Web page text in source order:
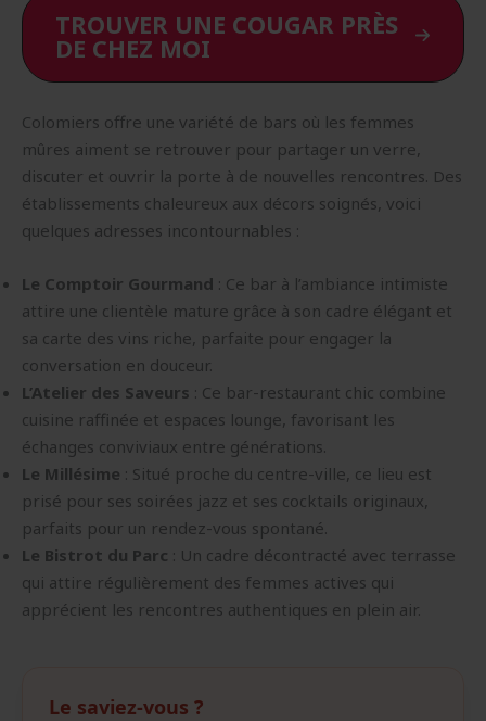
TROUVER UNE COUGAR PRÈS
DE CHEZ MOI
Colomiers offre une variété de bars où les femmes
mûres aiment se retrouver pour partager un verre,
discuter et ouvrir la porte à de nouvelles rencontres. Des
établissements chaleureux aux décors soignés, voici
quelques adresses incontournables :
Le Comptoir Gourmand : Ce bar à l’ambiance intimiste
attire une clientèle mature grâce à son cadre élégant et
sa carte des vins riche, parfaite pour engager la
conversation en douceur.
L’Atelier des Saveurs : Ce bar-restaurant chic combine
cuisine raffinée et espaces lounge, favorisant les
échanges conviviaux entre générations.
Le Millésime : Situé proche du centre-ville, ce lieu est
prisé pour ses soirées jazz et ses cocktails originaux,
parfaits pour un rendez-vous spontané.
Le Bistrot du Parc : Un cadre décontracté avec terrasse
qui attire régulièrement des femmes actives qui
apprécient les rencontres authentiques en plein air.
Le saviez-vous ?